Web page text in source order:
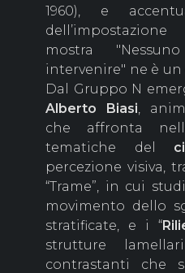
1960), e
mostra
intervenire" ne è
Dal Gruppo N
Alberto
Biasi ,
che affronta
tematiche del
percezione visiva,
“Trame”, in cui
movimento dello
stratificate, e i “
strutture
contrastanti che